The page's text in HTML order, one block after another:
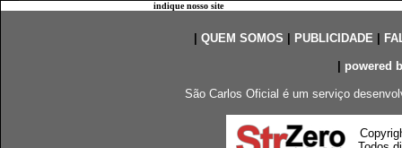
indique nosso site
QUEM SOMOS PUBLICIDADE|
powered
São Carlos Oficial é um serviço